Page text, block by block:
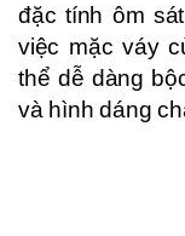
đặc tính ôm
việc mặc váy
thể dễ dàng
và hình dáng